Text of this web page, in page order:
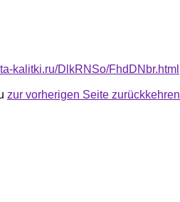
kalitki.ru/DlkRNSo/FhdDNbr.html
zur vorherigen Seite zurückkehren